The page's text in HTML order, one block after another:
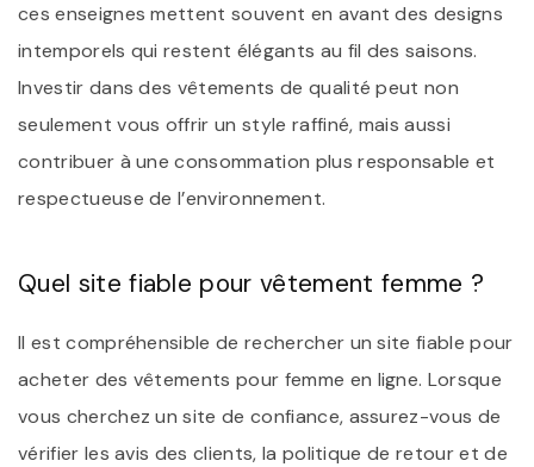
ces enseignes mettent souvent en avant des designs
intemporels qui restent élégants au fil des saisons.
Investir dans des vêtements de qualité peut non
seulement vous offrir un style raffiné, mais aussi
contribuer à une consommation plus responsable et
respectueuse de l’environnement.
Quel site fiable pour vêtement femme ?
Il est compréhensible de rechercher un site fiable pour
acheter des vêtements pour femme en ligne. Lorsque
vous cherchez un site de confiance, assurez-vous de
vérifier les avis des clients, la politique de retour et de